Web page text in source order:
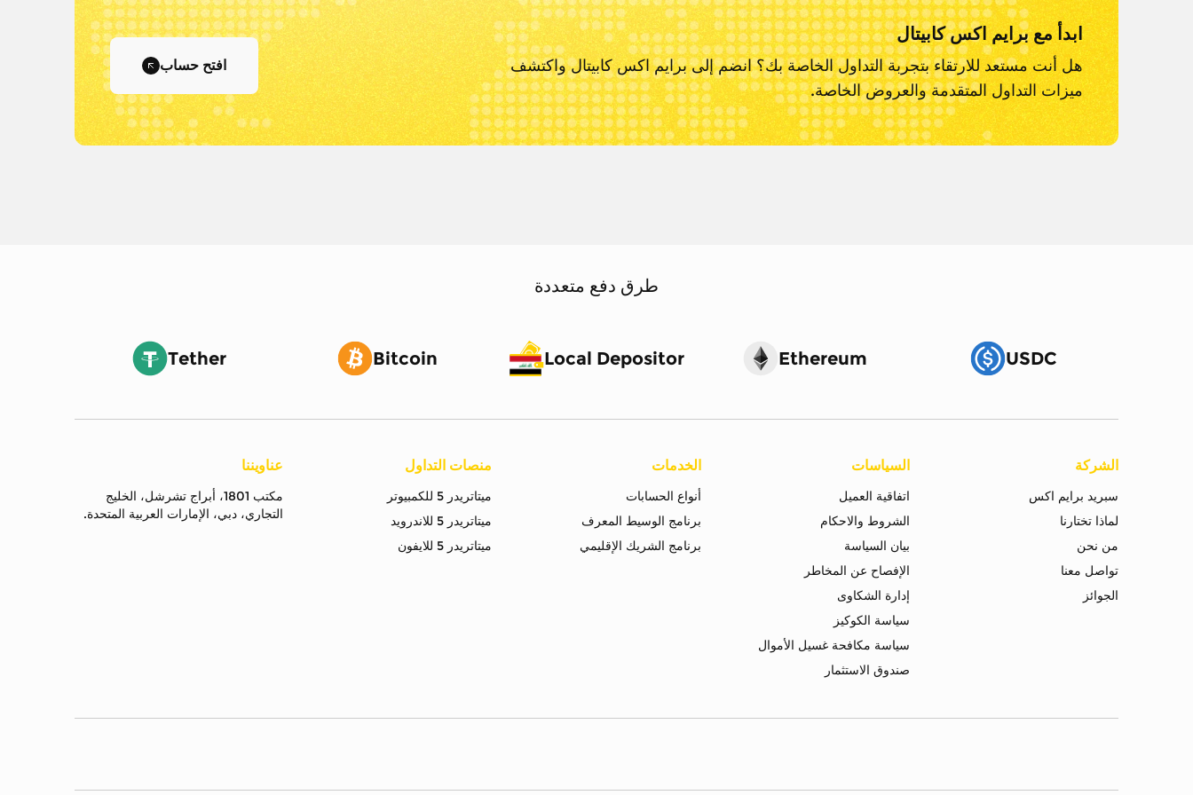
ابدأ مع برايم اكس كابيتال
هل أنت مستعد للارتقاء بتجربة التداول الخاصة بك؟ انضم إلى برايم اكس كابيتال واكتشف
ميزات التداول المتقدمة والعروض الخاصة.
افتح حساب
طرق دفع متعددة
Tether Bitcoin Local Depositor Ethereum USDC
الشركة
سبريد برايم اكس
لماذا تختارنا
من نحن
تواصل معنا
الجوائز
السياسات
اتفاقية العميل
الشروط والاحكام
بيان السياسة
الإفصاح عن المخاطر
إدارة الشكاوى
سياسة الكوكيز
سياسة مكافحة غسيل الأموال
صندوق الاستثمار
الخدمات
أنواع الحسابات
برنامج الوسيط المعرف
برنامج الشريك الإقليمي
منصات التداول
ميتاتريدر 5 للكمبيوتر
ميتاتريدر 5 للاندرويد
ميتاتريدر 5 للايفون
عناويننا
مكتب 1801، أبراج تشرشل، الخليج
التجاري، دبي، الإمارات العربية المتحدة.